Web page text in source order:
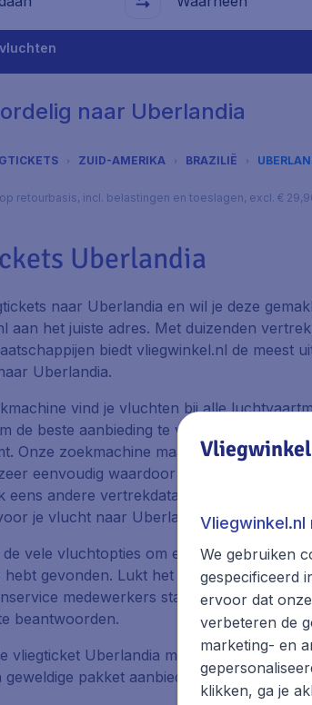
naar Uberlandia
ZUID-AMERIKA BRAZILIË
retourbasis, incl. belastingen en toeslagen, excl. €
Uberlandia
naar Uberlandia en wil je deze
aan het juiste adres. Met duizenden
biedt vliegwinkel.nl de meest
Uberlandia.
vind je vluchten bij alle
de beste aanbieding te vinden met vertrek
Onze zoekmachine maakt het zoeken en
eenvoudig waardoor je gemakkelijk de
eens andere vertrekdata en luchthavens
je vlucht naar Uberlandia.
vele vluchtopties om er zeker van te zijn
hebt gevonden. Lukt het je niet om je
medewerkers staan voor jeklaar
beantwoorden.
vliegticket Uberlandia met een hotel en/
geweldige pakket aanbieding.
Vliegwinkel.nl
We gebruiken
gespecificeerd
ervoor dat
verbeteren de
marketing- en
klikken, ga je